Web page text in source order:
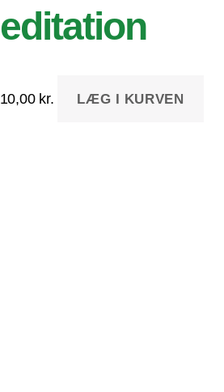
editation
10,00 kr. LÆG I KURVEN